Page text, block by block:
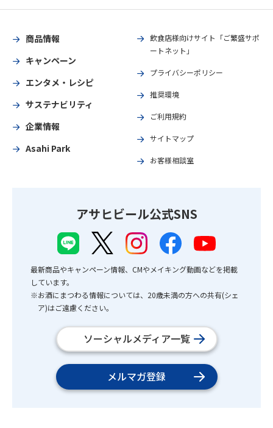
商品情報
キャンペーン
エンタメ・レシピ
サステナビリティ
企業情報
Asahi Park
飲食店様向けサイト「ご繁盛サポ
ートネット」
プライバシーポリシー
推奨環境
ご利用規約
サイトマップ
お客様相談室
アサヒビール公式SNS
最新商品やキャンペーン情報、CMやメイキング動画などを掲載
しています。
※お酒にまつわる情報については、20歳未満の方への共有(シェ
ア)はご遠慮ください。
ソーシャルメディア一覧
メルマガ登録